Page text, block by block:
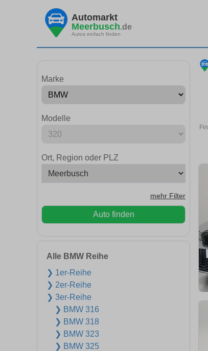
Automarkt
Meerbusch.de
Autos einfach finden
Marke
Modelle
Ort, Region oder PLZ
mehr Filter
Auto finden
Alle BMW Reihe
❯ 1er-Reihe
❯ 2er-Reihe
❯ 3er-Reihe
❯ BMW 316
❯ BMW 318
❯ BMW 323
❯ BMW 325